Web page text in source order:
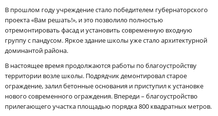
В прошлом году учреждение стало победителем губернаторского
проекта «Вам решать!», и это позволило полностью
отремонтировать фасад и установить современную входную
группу с пандусом. Яркое здание школы уже стало архитектурной
доминантой района.
В настоящее время продолжаются работы по благоустройству
территории возле школы. Подрядчик демонтировал старое
ограждение, залил бетонные основания и приступил к установке
нового современного ограждения. Впереди – благоустройство
прилегающего участка площадью порядка 800 квадратных метров.